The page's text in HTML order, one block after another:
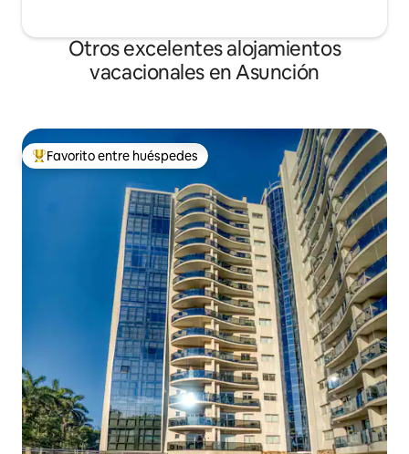
Otros excelentes alojamientos
vacacionales en Asunción
De los mejores en Favorito entre huéspedes
Favorito entre huéspedes